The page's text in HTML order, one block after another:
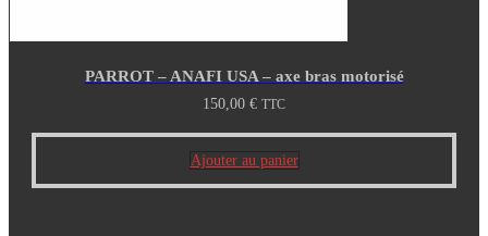
PARROT – ANAFI USA – axe bras motorisé
150,00 € TTC
Ajouter au panier